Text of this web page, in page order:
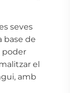
seves
base de
poder
el
amb